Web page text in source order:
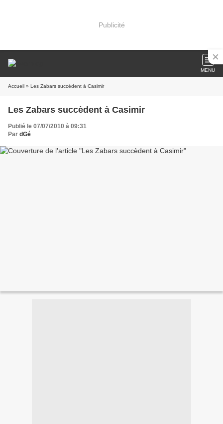
Publicité
MENU
Accueil » Les Zabars succèdent à Casimir
Les Zabars succèdent à Casimir
Publié le 07/07/2010 à 09:31
Par dGé